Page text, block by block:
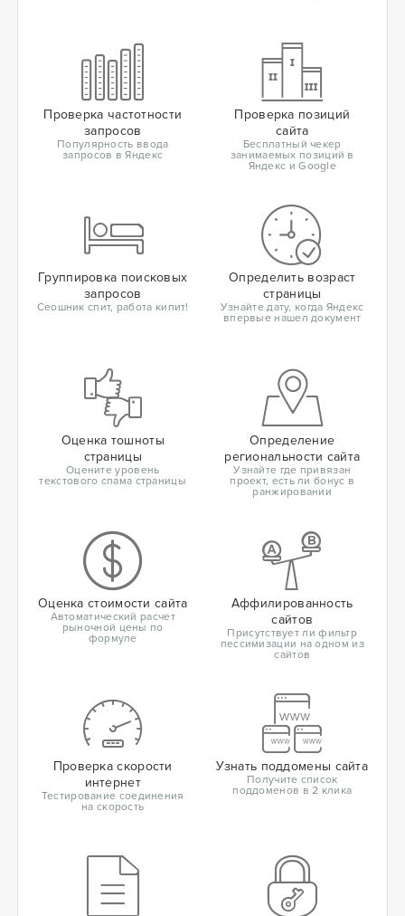
Проверка частотности
запросов
Популярность ввода
запросов в Яндекс
Проверка позиций
сайта
Бесплатный чекер
занимаемых позиций в
Яндекс и Google
Группировка поисковых
запросов
Сеошник спит, работа кипит!
Определить возраст
страницы
Узнайте дату, когда Яндекс
впервые нашел документ
Оценка тошноты
страницы
Оцените уровень
текстового спама страницы
Определение
региональности сайта
Узнайте где привязан
проект, есть ли бонус в
ранжировании
Оценка стоимости сайта
Автоматический расчет
рыночной цены по
формуле
Аффилированность
сайтов
Присутствует ли фильтр
пессимизации на одном из
сайтов
Проверка скорости
интернет
Тестирование соединения
на скорость
Узнать поддомены сайта
Получите список
поддоменов в 2 клика